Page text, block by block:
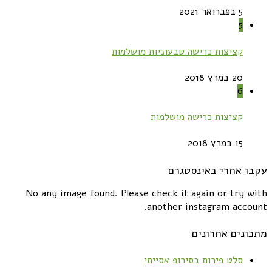
5 בפברואר 2021
5
קציצות כרישה טבעוניות מושלמות
20 במרץ 2018
6
קציצות כרישה מושלמות
15 במרץ 2018
עקבו אחרי באינסטגרם
No any image found. Please check it again or try with
another instagram account.
מתכונים אחרונים
סלט פירות בסירופ אסייתי